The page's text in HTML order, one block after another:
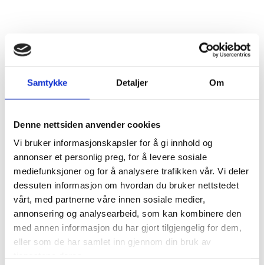
Samtykke Detaljer Om
Denne nettsiden anvender cookies
Vi bruker informasjonskapsler for å gi innhold og
annonser et personlig preg, for å levere sosiale
mediefunksjoner og for å analysere trafikken vår. Vi deler
dessuten informasjon om hvordan du bruker nettstedet
vårt, med partnerne våre innen sosiale medier,
annonsering og analysearbeid, som kan kombinere den
med annen informasjon du har gjort tilgjengelig for dem,
eller som de har samlet inn gjennom din bruk av
Vennligst godta
markedsføringsinformasjonskapsler for å se
Accept cookies